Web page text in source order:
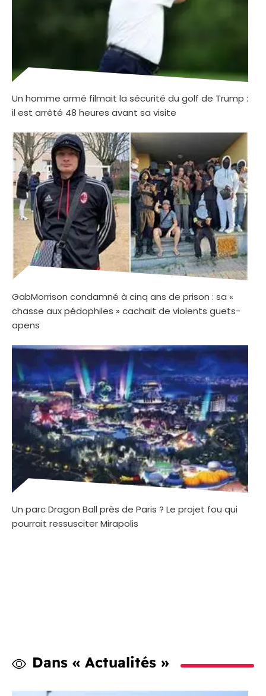
Un homme armé filmait la sécurité du golf de Trump :
il est arrêté 48 heures avant sa visite
GabMorrison condamné à cinq ans de prison : sa «
chasse aux pédophiles » cachait de violents guets-
apens
Un parc Dragon Ball près de Paris ? Le projet fou qui
pourrait ressusciter Mirapolis
Dans « Actualités »